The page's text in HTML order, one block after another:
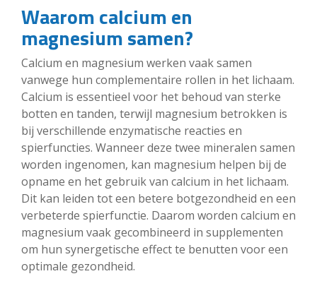
Waarom calcium en
magnesium samen?
Calcium en magnesium werken vaak samen
vanwege hun complementaire rollen in het lichaam.
Calcium is essentieel voor het behoud van sterke
botten en tanden, terwijl magnesium betrokken is
bij verschillende enzymatische reacties en
spierfuncties. Wanneer deze twee mineralen samen
worden ingenomen, kan magnesium helpen bij de
opname en het gebruik van calcium in het lichaam.
Dit kan leiden tot een betere botgezondheid en een
verbeterde spierfunctie. Daarom worden calcium en
magnesium vaak gecombineerd in supplementen
om hun synergetische effect te benutten voor een
optimale gezondheid.